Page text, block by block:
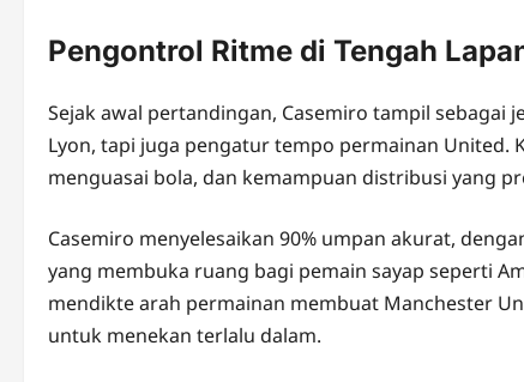
Pengontrol Ritme di Tengah
Sejak awal pertandingan, Casemiro tampil sebagai
Lyon, tapi juga pengatur tempo permainan United.
menguasai bola, dan kemampuan distribusi yang
Casemiro menyelesaikan 90% umpan akurat,
yang membuka ruang bagi pemain sayap seperti
mendikte arah permainan membuat Manchester
untuk menekan terlalu dalam.